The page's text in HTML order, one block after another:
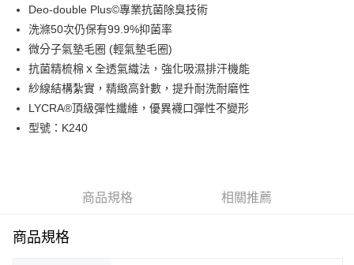
Apple Pay
ATM付款
運送方式
免運費
7-11取貨付款(免運)
Deo-double Plus©專業抗菌除臭技術
洗滌50次仍保有99.9%抑菌率
微分子氣墊毛圈 (輕氣墊毛圈)
抗菌精梳棉ｘ全透氣織法，強化吸濕排汗機能
紗線結構紮實，精緻高針數，提升耐洗耐磨性
LYCRA®頂級彈性纖維，優異襪口彈性不變形
型號：K240
商品規格 相關推薦
商品規格